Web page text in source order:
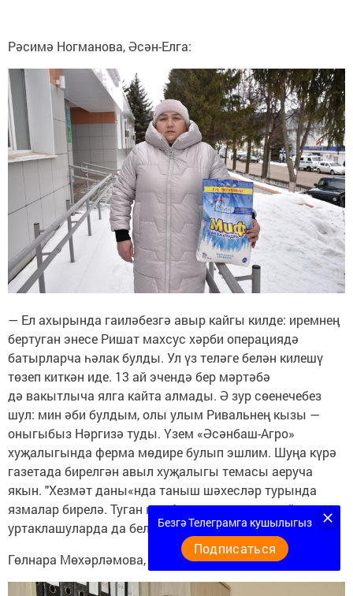
Рәсимә Ногманова, Әсән-Елга:
— Ел ахырында гаиләбезгә авыр кайгы килде: иремнең
бертуган энесе Ришат махсус хәрби операциядә
батырларча һәлак булды. Ул үз теләге белән килешү
төзеп киткән иде. 13 ай эчендә бер мәртәбә
дә вакытлыча ялга кайта алмады. Ә зур сөенечебез
шул: мин әби булдым, олы улым Ривальнең кызы —
оныгыбыз Нәргизә туды. Үзем «Әсәнбаш-Агро»
хуҗалыгында ферма мөдире булып эшлим. Шуңа күрә
газетада бирелгән авыл хуҗалыгы темасы аеруча
якын. "Хезмәт даны«нда таныш шәхесләр турында
язмалар бирелә. Туган көн белән котлаулар, кайгы
уртаклашуларда да белгән кешеләр.
Гөлнара Мөхәрләмова, Янил:
Безгә Телеграмга кушылыгыз
Подписаться